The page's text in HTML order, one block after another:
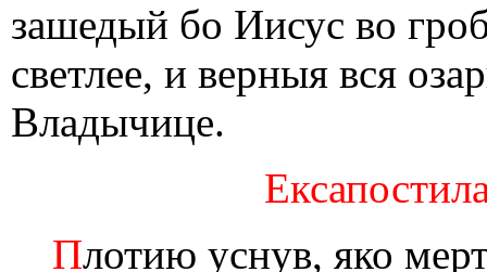
зашедый бо Иисус во
светлее, и верныя вся
Владычице.
Плотию уснув, яко